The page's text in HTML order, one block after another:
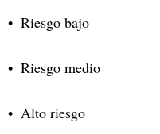
Riesgo bajo
Riesgo medio
Alto riesgo